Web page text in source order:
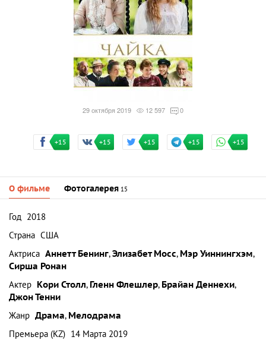
29 октября 2019 12 597 0
+15 +15 +15 +15 +15
О фильме Фотогалерея 15
Год 2018
Страна США
Актриса Аннетт Бенинг,Элизабет Мосс, Мэр Уиннингхэм,
Сирша Ронан
Актер Кори Столл, Гленн Флешлер, Брайан Деннехи,
Джон Тенни
Жанр Драма, Мелодрама
Премьера (KZ) 14 Марта 2019